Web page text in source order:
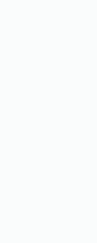
Voir ses
Cet
leur site pour
1 place Ernest